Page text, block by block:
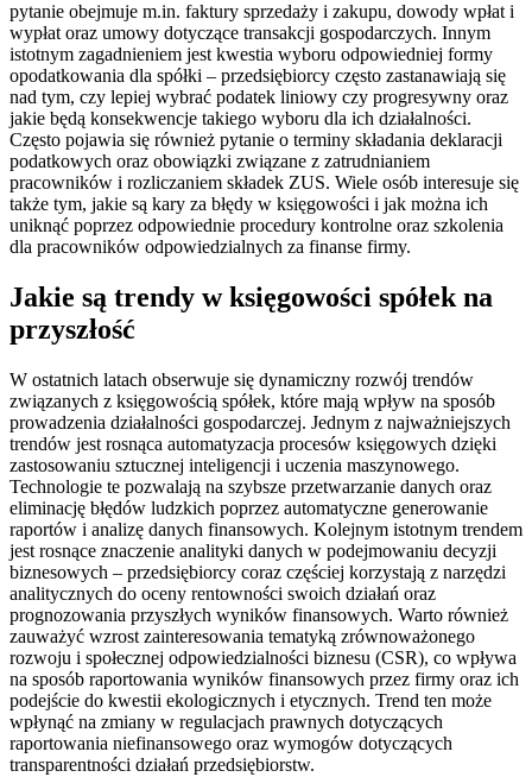
pytanie obejmuje m.in. faktury sprzedaży i zakupu, dowody wpłat i
wypłat oraz umowy dotyczące transakcji gospodarczych. Innym
istotnym zagadnieniem jest kwestia wyboru odpowiedniej formy
opodatkowania dla spółki – przedsiębiorcy często zastanawiają się
nad tym, czy lepiej wybrać podatek liniowy czy progresywny oraz
jakie będą konsekwencje takiego wyboru dla ich działalności.
Często pojawia się również pytanie o terminy składania deklaracji
podatkowych oraz obowiązki związane z zatrudnianiem
pracowników i rozliczaniem składek ZUS. Wiele osób interesuje się
także tym, jakie są kary za błędy w księgowości i jak można ich
uniknąć poprzez odpowiednie procedury kontrolne oraz szkolenia
dla pracowników odpowiedzialnych za finanse firmy.
Jakie są trendy w księgowości spółek na
przyszłość
W ostatnich latach obserwuje się dynamiczny rozwój trendów
związanych z księgowością spółek, które mają wpływ na sposób
prowadzenia działalności gospodarczej. Jednym z najważniejszych
trendów jest rosnąca automatyzacja procesów księgowych dzięki
zastosowaniu sztucznej inteligencji i uczenia maszynowego.
Technologie te pozwalają na szybsze przetwarzanie danych oraz
eliminację błędów ludzkich poprzez automatyczne generowanie
raportów i analizę danych finansowych. Kolejnym istotnym trendem
jest rosnące znaczenie analityki danych w podejmowaniu decyzji
biznesowych – przedsiębiorcy coraz częściej korzystają z narzędzi
analitycznych do oceny rentowności swoich działań oraz
prognozowania przyszłych wyników finansowych. Warto również
zauważyć wzrost zainteresowania tematyką zrównoważonego
rozwoju i społecznej odpowiedzialności biznesu (CSR), co wpływa
na sposób raportowania wyników finansowych przez firmy oraz ich
podejście do kwestii ekologicznych i etycznych. Trend ten może
wpłynąć na zmiany w regulacjach prawnych dotyczących
raportowania niefinansowego oraz wymogów dotyczących
transparentności działań przedsiębiorstw.